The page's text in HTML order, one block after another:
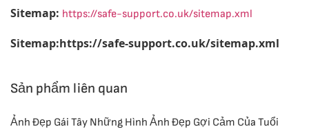
Sitemap: https://safe-support.co.uk/sitemap.xml
Sitemap:https://safe-support.co.uk/sitemap.xml
Sản phẩm liên quan
Ảnh Đẹp Gái Tây Những Hình Ảnh Đẹp Gợi Cảm Của Tuổi